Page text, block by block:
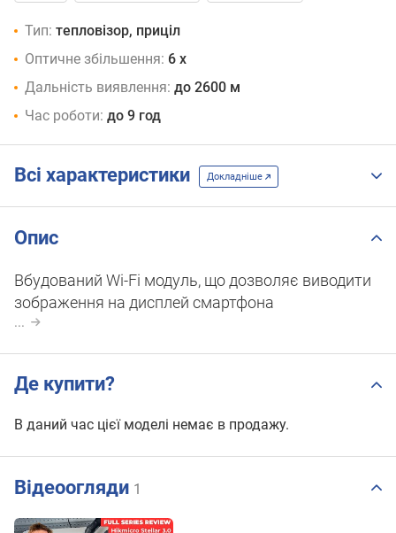
Тип: тепловізор, приціл
Оптичне збільшення: 6 x
Дальність виявлення: до 2600 м
Час роботи: до 9 год
Всі характеристики Докладніше
Опис
Вбудований Wi-Fi модуль, що дозволяє виводити
зображення на дисплей смартфона
...
Де купити?
В даний час цієї моделі немає в продажу.
Відеоогляди 1